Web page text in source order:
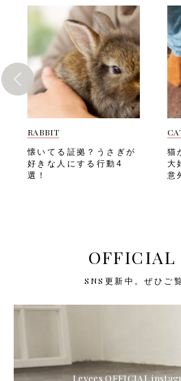
RABBIT
懐いてる証拠？うさぎが
好きな人にする行動4
選！
猫
大
意
OFFICIAL
SNS更新中。ぜひご
Levees OFFICIAL